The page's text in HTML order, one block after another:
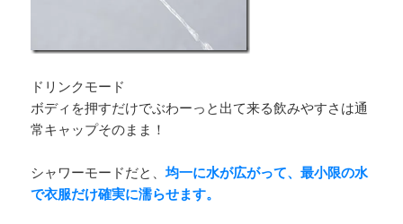
ドリンクモード
ボディを押すだけでぶわーっと出て来る飲みやすさは通
常キャップそのまま！
シャワーモードだと、均一に水が広がって、最小限の水
で衣服だけ確実に濡らせます。